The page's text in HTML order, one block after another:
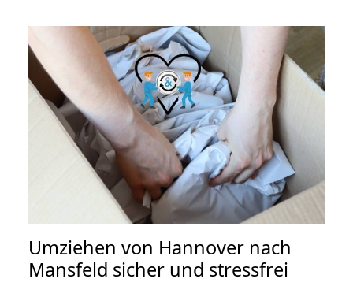
Umziehen von Hannover nach
Mansfeld sicher und stressfrei